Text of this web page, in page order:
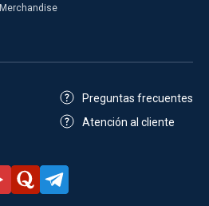
Merchandise
Preguntas frecuentes
Atención al cliente